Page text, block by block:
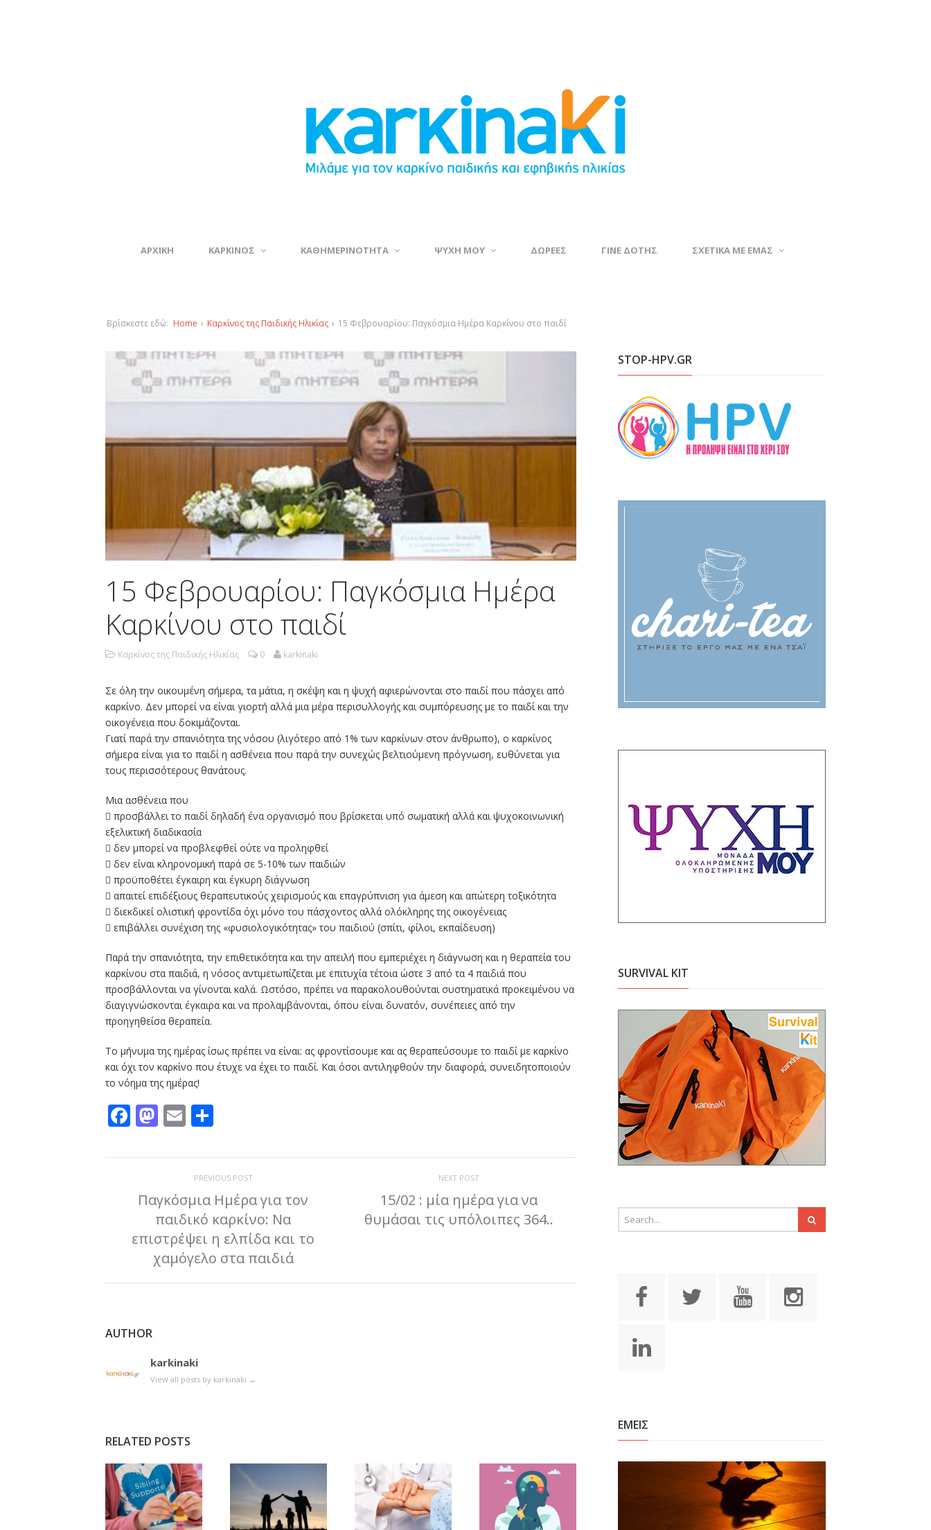
ΑΡΧΙΚΗ ΚΑΡΚΙΝΟΣ ΚΑΘΗΜΕΡΙΝΟΤΗΤΑ ΨΥΧΗ ΜΟΥ ΔΩΡΕΕΣ ΓΙΝΕ ΔΟΤΗΣ ΣΧΕΤΙΚΑ ΜΕ ΕΜΑΣ
Βρίσκεστε εδώ: Home › Καρκίνος της Παιδικής Ηλικίας › 15 Φεβρουαρίου: Παγκόσμια Ημέρα Καρκίνου στο παιδί
15 Φεβρουαρίου: Παγκόσμια Ημέρα
Καρκίνου στο παιδί
Καρκίνος της Παιδικής Ηλικίας 0 karkinaki
Σε όλη την οικουμένη σήμερα, τα μάτια, η σκέψη και η ψυχή αφιερώνονται στο παιδί που πάσχει από
καρκίνο. Δεν μπορεί να είναι γιορτή αλλά μια μέρα περισυλλογής και συμπόρευσης με το παιδί και την
οικογένεια που δοκιμάζονται.
Γιατί παρά την σπανιότητα της νόσου (λιγότερο από 1% των καρκίνων στον άνθρωπο), ο καρκίνος
σήμερα είναι για το παιδί η ασθένεια που παρά την συνεχώς βελτιούμενη πρόγνωση, ευθύνεται για
τους περισσότερους θανάτους.
Μια ασθένεια που
 προσβάλλει το παιδί δηλαδή ένα οργανισμό που βρίσκεται υπό σωματική αλλά και ψυχοκοινωνική
εξελικτική διαδικασία
 δεν μπορεί να προβλεφθεί ούτε να προληφθεί
 δεν είναι κληρονομική παρά σε 5-10% των παιδιών
 προϋποθέτει έγκαιρη και έγκυρη διάγνωση
 απαιτεί επιδέξιους θεραπευτικούς χειρισμούς και επαγρύπνιση για άμεση και απώτερη τοξικότητα
 διεκδικεί ολιστική φροντίδα όχι μόνο του πάσχοντος αλλά ολόκληρης της οικογένειας
 επιβάλλει συνέχιση της «φυσιολογικότητας» του παιδιού (σπίτι, φίλοι, εκπαίδευση)
Παρά την σπανιότητα, την επιθετικότητα και την απειλή που εμπεριέχει η διάγνωση και η θεραπεία του
καρκίνου στα παιδιά, η νόσος αντιμετωπίζεται με επιτυχία τέτοια ώστε 3 από τα 4 παιδιά που
προσβάλλονται να γίνονται καλά. Ωστόσο, πρέπει να παρακολουθούνται συστηματικά προκειμένου να
διαγιγνώσκονται έγκαιρα και να προλαμβάνονται, όπου είναι δυνατόν, συνέπειες από την
προηγηθείσα θεραπεία.
Το μήνυμα της ημέρας ίσως πρέπει να είναι: ας φροντίσουμε και ας θεραπεύσουμε το παιδί με καρκίνο
και όχι τον καρκίνο που έτυχε να έχει το παιδί. Και όσοι αντιληφθούν την διαφορά, συνειδητοποιούν
το νόημα της ημέρας!
Facebook
Mastodon
Email
PREVIOUS POST
Παγκόσμια Ημέρα για τον
παιδικό καρκίνο: Να
επιστρέψει η ελπίδα και το
χαμόγελο στα παιδιά
NEXT POST
15/02 : μία ημέρα για να
θυμάσαι τις υπόλοιπες 364..
AUTHOR
karkinaki
View all posts by karkinaki →
RELATED POSTS
STOP-HPV.GR
SURVIVAL KIT
ΕΜΕΙΣ